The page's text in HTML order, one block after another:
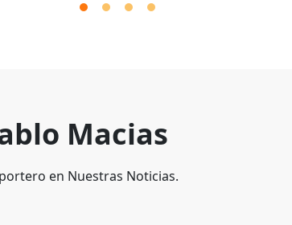
Macias
en Nuestras Noticias.